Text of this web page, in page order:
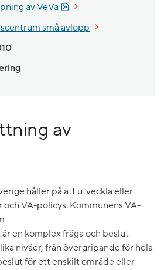
av VeVa
Pdf, 7.1 MB.
små avlopp
av
håller på att utveckla eller
och VA-policys. Kommunens VA-
en komplex fråga och beslut
nivåer, från övergripande för hela
för ett enskilt område eller